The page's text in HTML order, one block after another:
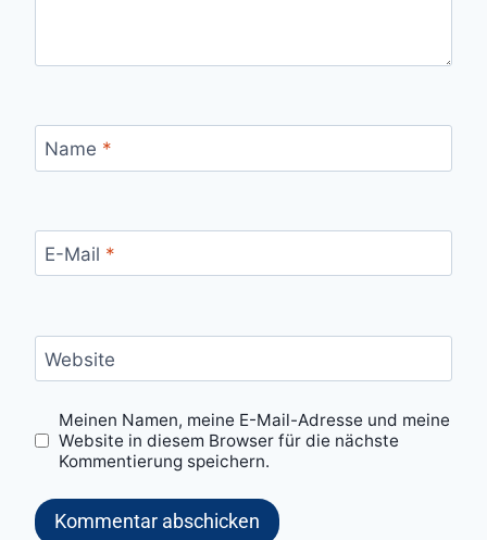
Name *
E-Mail *
Website
Meinen Namen, meine E-Mail-Adresse und meine
Website in diesem Browser für die nächste
Kommentierung speichern.